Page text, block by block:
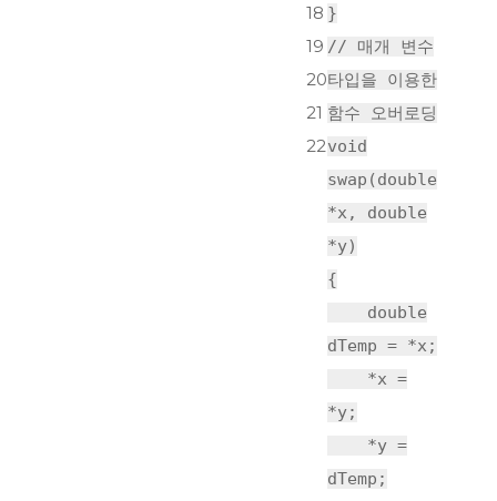
18
19
20
21
22
}
// 매개 변수
타입을 이용한
함수 오버로딩
void
swap(double
*x, double
*y)
{
double
dTemp = *x;
*x =
*y;
*y =
dTemp;